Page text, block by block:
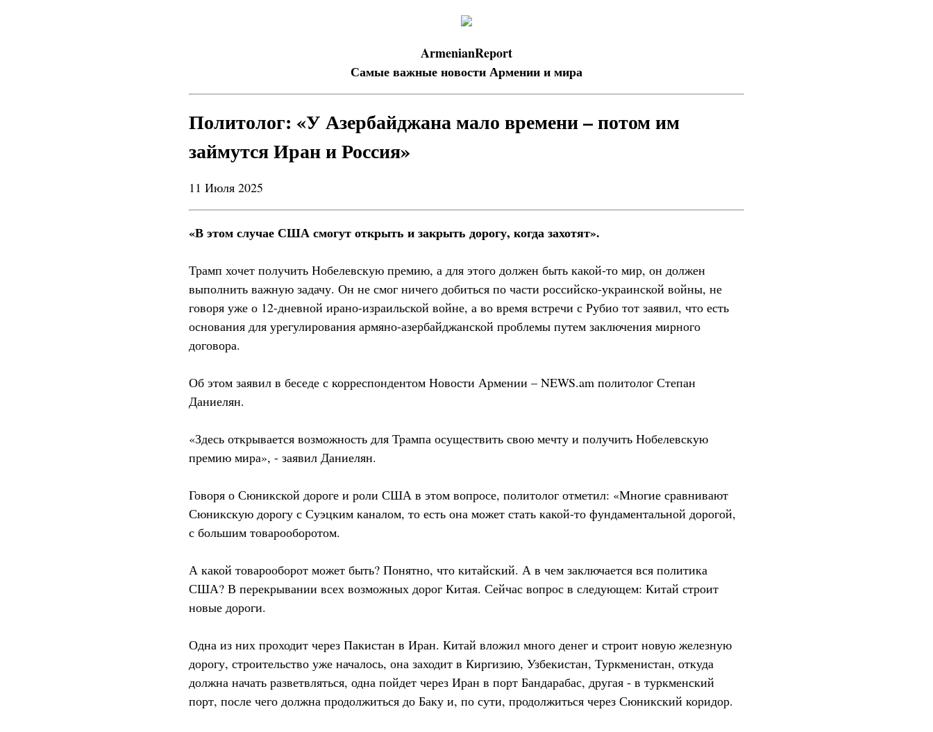
ArmenianReport
Самые важные новости Армении и мира
Политолог: «У Азербайджана мало времени – потом им
займутся Иран и Россия»
11 Июля 2025
«В этом случае США смогут открыть и закрыть дорогу, когда захотят».
Трамп хочет получить Нобелевскую премию, а для этого должен быть какой-то мир, он должен
выполнить важную задачу. Он не смог ничего добиться по части российско-украинской войны, не
говоря уже о 12-дневной ирано-израильской войне, а во время встречи с Рубио тот заявил, что есть
основания для урегулирования армяно-азербайджанской проблемы путем заключения мирного
договора.
Об этом заявил в беседе с корреспондентом Новости Армении – NEWS.am политолог Степан
Даниелян.
«Здесь открывается возможность для Трампа осуществить свою мечту и получить Нобелевскую
премию мира», - заявил Даниелян.
Говоря о Сюникской дороге и роли США в этом вопросе, политолог отметил: «Многие сравнивают
Сюникскую дорогу с Суэцким каналом, то есть она может стать какой-то фундаментальной дорогой,
с большим товарооборотом.
А какой товарооборот может быть? Понятно, что китайский. А в чем заключается вся политика
США? В перекрывании всех возможных дорог Китая. Сейчас вопрос в следующем: Китай строит
новые дороги.
Одна из них проходит через Пакистан в Иран. Китай вложил много денег и строит новую железную
дорогу, строительство уже началось, она заходит в Киргизию, Узбекистан, Туркменистан, откуда
должна начать разветвляться, одна пойдет через Иран в порт Бандарабас, другая - в туркменский
порт, после чего должна продолжиться до Баку и, по сути, продолжиться через Сюникский коридор.